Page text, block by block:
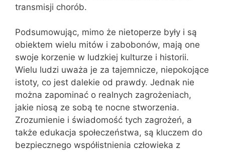
transmisji chorób.
Podsumowując, mimo że nietoperze były i są
obiektem wielu mitów i zabobonów, mają one
swoje korzenie w ludzkiej kulturze i historii.
Wielu ludzi uważa je za tajemnicze, niepokojące
istoty, co jest dalekie od prawdy. Jednak nie
można zapominać o realnych zagrożeniach,
jakie niosą ze sobą te nocne stworzenia.
Zrozumienie i świadomość tych zagrożeń, a
także edukacja społeczeństwa, są kluczem do
bezpiecznego współistnienia człowieka z